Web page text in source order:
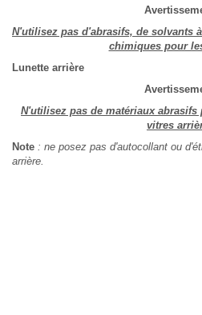
N'utilisez pas d'abrasifs, de solvants
chimiques pour
Lunette arrière
N'utilisez pas de matériaux
vitres
Note : ne posez pas d'autocollant ou
arrière.